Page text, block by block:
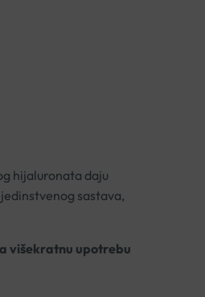
hijaluronata daju
sastava,
višekratnu upotrebu